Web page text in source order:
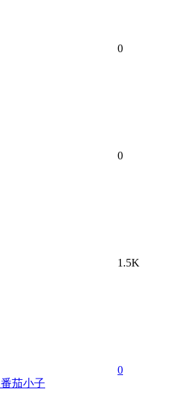
0
0
1.5K
0
番茄小子